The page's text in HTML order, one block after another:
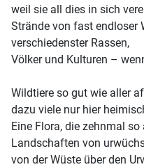
weil sie all dies in sich
Strände von fast endloser
verschiedenster Rassen,
Völker und Kulturen –
Wildtiere so gut wie aller
dazu viele nur hier
Eine Flora, die zehnmal
Landschaften von
von der Wüste über den